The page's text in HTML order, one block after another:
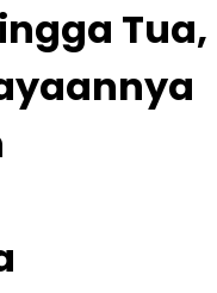
Tua,